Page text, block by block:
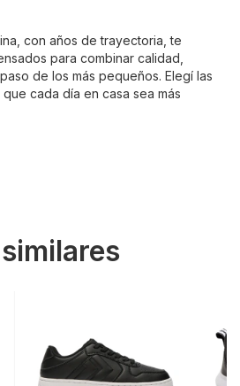
con años de trayectoria, te
para combinar calidad,
de los más pequeños. Elegí las
cada día en casa sea más